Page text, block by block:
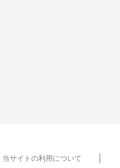
当サイトの利用について